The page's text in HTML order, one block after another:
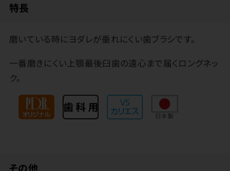
特長
磨いている時にヨダレが垂れにくい歯ブラシです。
一番磨きにくい上顎最後臼歯の遠心まで届くロングネッ
ク。
その他